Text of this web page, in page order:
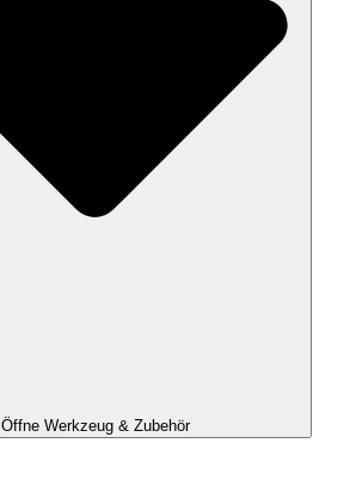
Öffne Werkzeug & Zubehör